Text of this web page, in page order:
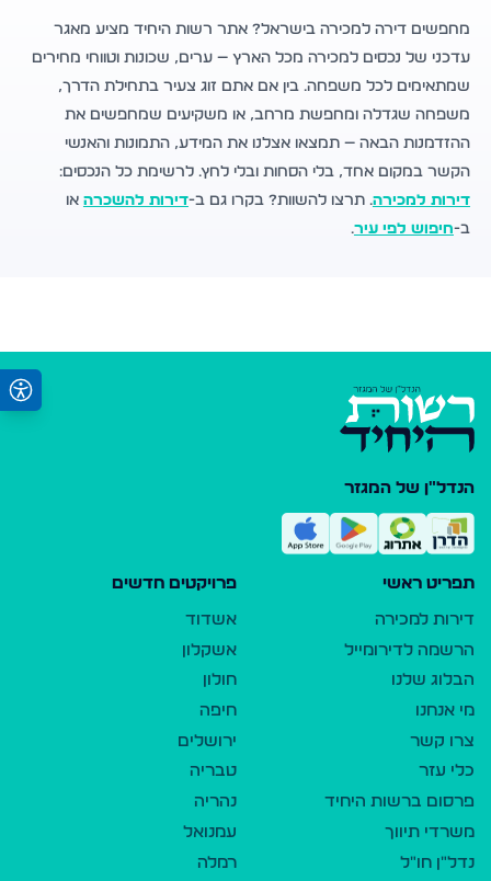
מחפשים דירה למכירה בישראל? אתר רשות היחיד מציע מאגר
עדכני של נכסים למכירה מכל הארץ — ערים, שכונות וטווחי מחירים
שמתאימים לכל משפחה. בין אם אתם זוג צעיר בתחילת הדרך,
משפחה שגדלה ומחפשת מרחב, או משקיעים שמחפשים את
ההזדמנות הבאה — תמצאו אצלנו את המידע, התמונות והאנשי
הקשר במקום אחד, בלי הסחות ובלי לחץ. לרשימת כל הנכסים:
דירות למכירה. תרצו להשוות? בקרו גם ב-דירות להשכרה או
ב-חיפוש לפי עיר.
הנדל"ן של המגזר
תפריט ראשי
דירות למכירה
הרשמה לדירומייל
הבלוג שלנו
מי אנחנו
צרו קשר
כלי עזר
פרסום ברשות היחיד
משרדי תיווך
נדל"ן חו"ל
פרויקטים חדשים
אשדוד
אשקלון
חולון
חיפה
ירושלים
טבריה
נהריה
עמנואל
רמלה